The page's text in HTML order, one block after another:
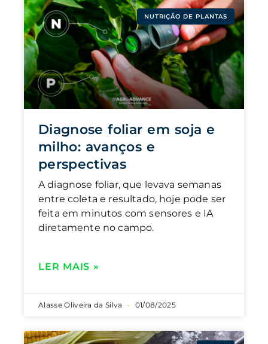
NUTRIÇÃO DE PLANTAS
Diagnose foliar em soja e
milho: avanços e
perspectivas
A diagnose foliar, que levava semanas
entre coleta e resultado, hoje pode ser
feita em minutos com sensores e IA
diretamente no campo.
LER MAIS »
Alasse Oliveira da Silva 01/08/2025